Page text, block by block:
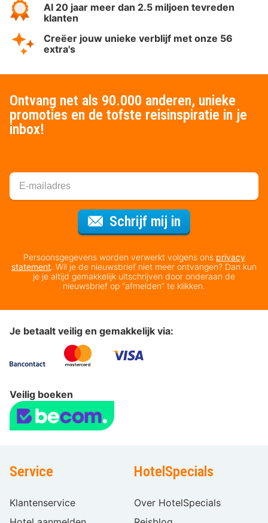
Al 20 jaar meer dan 2.5 miljoen tevreden
klanten
Creëer jouw unieke verblijf met onze 56
extra's
Ontvang net als 90.000 anderen, unieke
promoties en de tofste reisinspiratie in je
inbox!
Schrijf mij in
Persoonsgegevens worden verwerkt volgens ons privacy
statement. Wil je de nieuwsbrief niet meer ontvangen? Dan kun
je je altijd gemakkelijk uitschrijven door onderaan de
nieuwsbrief op “afmelden” te klikken.
Je betaalt veilig en gemakkelijk via:
Veilig boeken
Service
Klantenservice
HotelSpecials
Over HotelSpecials